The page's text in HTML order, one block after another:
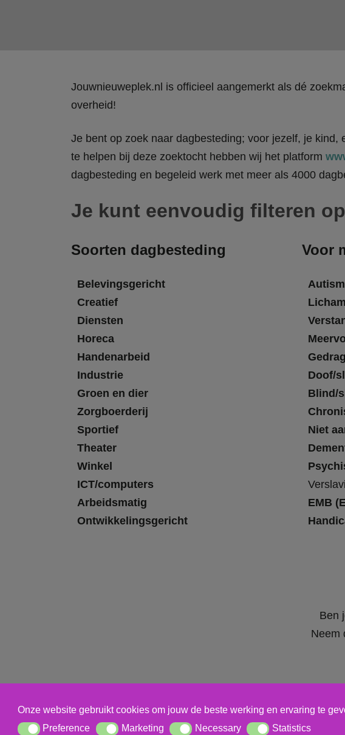
Jouwnieuweplek.nl is officieel aangemerkt als dé
overheid!
Je bent op zoek naar dagbesteding; voor jezelf, je
te helpen bij deze zoektocht hebben wij het platform
dagbesteding en begeleid werk met meer als 4000
Je kunt eenvoudig filteren op
Soorten dagbesteding
Belevingsgericht
Creatief
Diensten
Horeca
Handenarbeid
Industrie
Groen en dier
Zorgboerderij
Sportief
Theater
Winkel
ICT/computers
Arbeidsmatig
Ontwikkelingsgericht
Voor
Doof/
Blind/
Niet
EMB
Ben
Neem
Algemene
Onze website gebruikt cookies om jouw de beste werking en ervaring te
PreferencePreference MarketingMarketing NecessaryNecessary StatisticsStatistics